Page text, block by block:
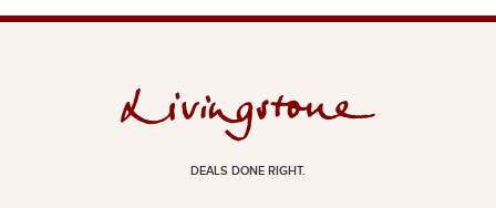
DEALS DONE RIGHT.